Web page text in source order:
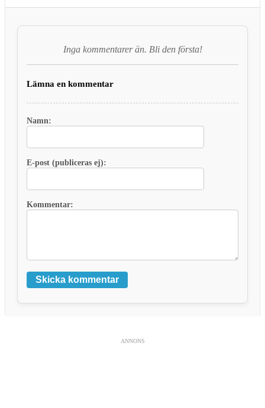
Inga kommentarer än. Bli den första!
Lämna en kommentar
Namn:
E-post (publiceras ej):
Kommentar:
Skicka kommentar
ANNONS